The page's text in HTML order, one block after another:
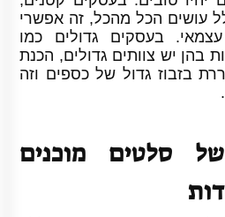
עושים הכל מהכל, זה אפשרי
בעסקים גדולים כמו
בהן יש צוותים גדולים, הכנת
בזבוז גדול של כספים וזה
סלטים מוכנים